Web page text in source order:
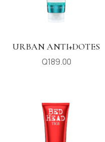
URBAN ANTI+DOTES
Q189.00